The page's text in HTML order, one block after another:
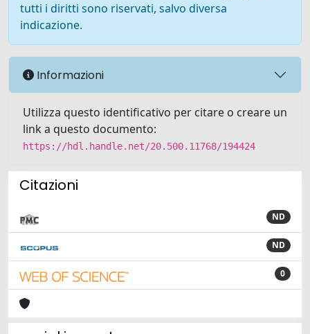
tutti i diritti sono riservati, salvo diversa
indicazione.
Informazioni
Utilizza questo identificativo per citare o creare un
link a questo documento:
https://hdl.handle.net/20.500.11768/194424
Citazioni
ND
ND
0